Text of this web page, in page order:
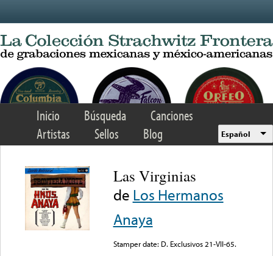
Inicio Búsqueda
Canciones
Artistas
Sellos Blog Español
Las Virginias
de Los Hermanos
Anaya
Stamper date: D. Exclusivos 21-VII-65.